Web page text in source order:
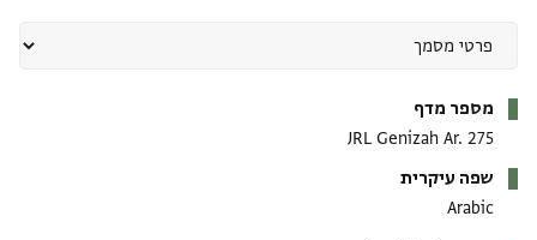
מספר מדף
JRL Genizah Ar. 275
שפה עיקרית
Arabic